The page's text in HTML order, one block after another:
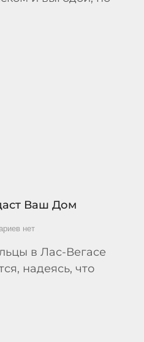
Ваш Дом
нет
в Лас-Вегасе
надеясь, что